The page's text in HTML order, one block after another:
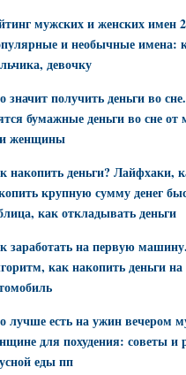
мужских и женских имен
и необычные имена:
девочку
значит получить деньги во
бумажные деньги во сне
женщины
накопить деньги? Лайфхаки,
крупную сумму денег
как откладывать деньги
заработать на первую машину.
как накопить деньги на
лучше есть на ужин вечером
для похудения: советы и
еды пп